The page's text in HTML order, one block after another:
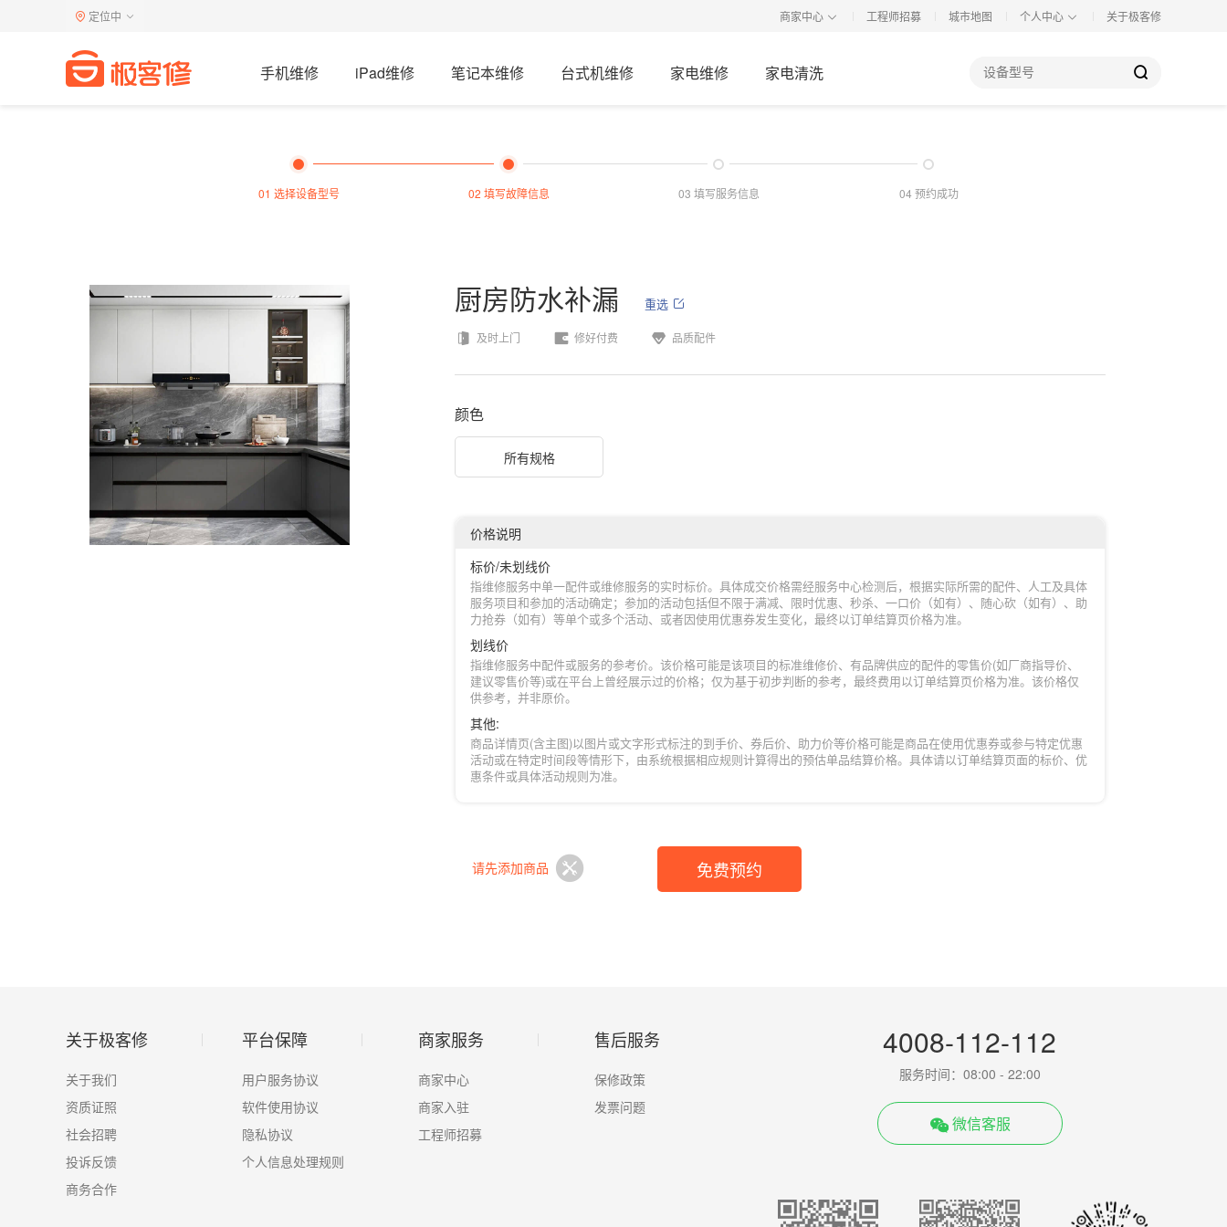
定位中 商家中心 工程师招募 城市地图 个人中心 关于极客修
手机维修 iPad维修 笔记本维修 台式机维修 家电维修 家电清洗
01 选择设备型号 02 填写故障信息 03 填写服务信息 04 预约成功
厨房防水补漏 重选
及时上门 修好付费 品质配件
颜色
所有规格
价格说明
标价/未划线价
指维修服务中单一配件或维修服务的实时标价。具体成交价格需经服务中心检测后，根据实际所需的配件、人工及具体
服务项目和参加的活动确定；参加的活动包括但不限于满减、限时优惠、秒杀、一口价（如有）、随心砍（如有）、助
力抢券（如有）等单个或多个活动、或者因使用优惠券发生变化，最终以订单结算页价格为准。
划线价
指维修服务中配件或服务的参考价。该价格可能是该项目的标准维修价、有品牌供应的配件的零售价(如厂商指导价、
建议零售价等)或在平台上曾经展示过的价格；仅为基于初步判断的参考，最终费用以订单结算页价格为准。该价格仅
供参考，并非原价。
其他:
商品详情页(含主图)以图片或文字形式标注的到手价、券后价、助力价等价格可能是商品在使用优惠券或参与特定优惠
活动或在特定时间段等情形下，由系统根据相应规则计算得出的预估单品结算价格。具体请以订单结算页面的标价、优
惠条件或具体活动规则为准。
请先添加商品 免费预约
关于极客修
关于我们
资质证照
社会招聘
投诉反馈
商务合作
平台保障
用户服务协议
软件使用协议
隐私协议
个人信息处理规则
商家服务
商家中心
商家入驻
工程师招募
售后服务
保修政策
发票问题
4008-112-112
服务时间：08:00 - 22:00
微信客服